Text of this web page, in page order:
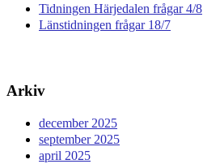
Tidningen Härjedalen frågar 4/8
Länstidningen frågar 18/7
Arkiv
december 2025
september 2025
april 2025